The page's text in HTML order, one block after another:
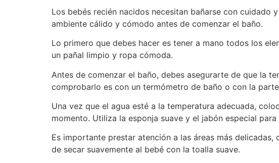
Los bebés recién nacidos necesitan bañarse con
ambiente cálido y cómodo antes de comenzar el baño.
Lo primero que debes hacer es tener a mano todos los
un pañal limpio y ropa cómoda.
Antes de comenzar el baño, debes asegurarte de que la
comprobarlo es con un termómetro de baño o con la
Una vez que el agua esté a la temperatura adecuada,
momento. Utiliza la esponja suave y el jabón especial
Es importante prestar atención a las áreas más
de secar suavemente al bebé con la toalla suave.